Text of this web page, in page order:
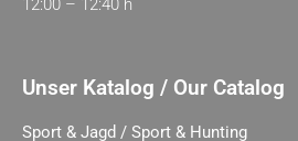
12:00 – 12:40 h
Unser Katalog / Our Catalog
Sport & Jagd / Sport & Hunting